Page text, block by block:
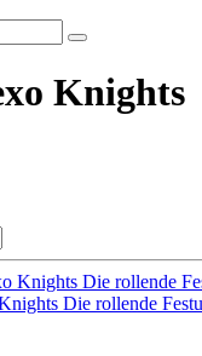
Knights
Die rollende